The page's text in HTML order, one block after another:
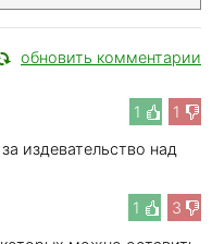
обновить комментарии
1 1
издевательство над
1
3